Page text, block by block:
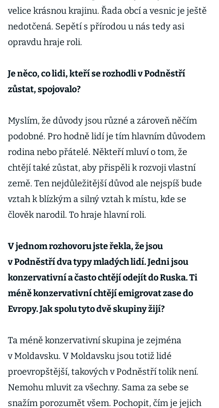
velice krásnou krajinu. Řada obcí a vesnic je ještě
nedotčená. Sepětí s přírodou u nás tedy asi
opravdu hraje roli.
Je něco, co lidi, kteří se rozhodli v Podněstří
zůstat, spojovalo?
Myslím, že důvody jsou různé a zároveň něčím
podobné. Pro hodně lidí je tím hlavním důvodem
rodina nebo přátelé. Někteří mluví o tom, že
chtějí také zůstat, aby přispěli k rozvoji vlastní
země. Ten nejdůležitější důvod ale nejspíš bude
vztah k blízkým a silný vztah k místu, kde se
člověk narodil. To hraje hlavní roli.
V jednom rozhovoru jste řekla, že jsou
v Podněstří dva typy mladých lidí. Jedni jsou
konzervativní a často chtějí odejít do Ruska. Ti
méně konzervativní chtějí emigrovat zase do
Evropy. Jak spolu tyto dvě skupiny žijí?
Ta méně konzervativní skupina je zejména
v Moldavsku. V Moldavsku jsou totiž lidé
proevropštější, takových v Podněstří tolik není.
Nemohu mluvit za všechny. Sama za sebe se
snažím porozumět všem. Pochopit, čím je jejich